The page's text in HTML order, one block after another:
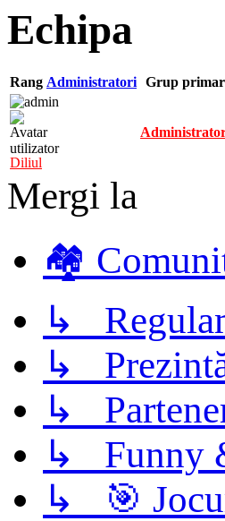
Echipa
Rang Administratori Grup primar
Diliul
Mergi la
🏘️
↳
↳
↳
↳ Funny
↳ 🎯